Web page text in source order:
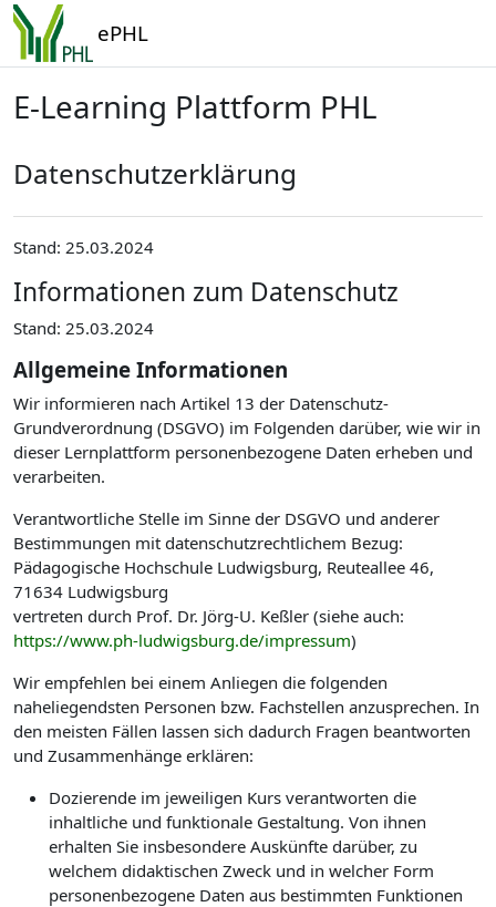
Zum Hauptinhalt
ePHL
E-Learning Plattform PHL
Datenschutzerklärung
Stand: 25.03.2024
Informationen zum Datenschutz
Stand: 25.03.2024
Allgemeine Informationen
Wir informieren nach Artikel 13 der Datenschutz-
Grundverordnung (DSGVO) im Folgenden darüber, wie wir in
dieser Lernplattform personenbezogene Daten erheben und
verarbeiten.
Verantwortliche Stelle im Sinne der DSGVO und anderer
Bestimmungen mit datenschutzrechtlichem Bezug:
Pädagogische Hochschule Ludwigsburg, Reuteallee 46,
71634 Ludwigsburg
vertreten durch Prof. Dr. Jörg-U. Keßler (siehe auch:
https://www.ph-ludwigsburg.de/impressum)
Wir empfehlen bei einem Anliegen die folgenden
naheliegendsten Personen bzw. Fachstellen anzusprechen. In
den meisten Fällen lassen sich dadurch Fragen beantworten
und Zusammenhänge erklären:
Dozierende im jeweiligen Kurs verantworten die
inhaltliche und funktionale Gestaltung. Von ihnen
erhalten Sie insbesondere Auskünfte darüber, zu
welchem didaktischen Zweck und in welcher Form
personenbezogene Daten aus bestimmten Funktionen